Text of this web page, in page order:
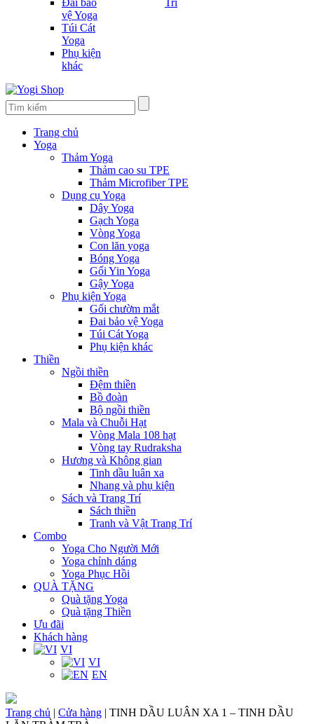
Đai bảo
vệ Yoga
Túi Cát
Yoga
Phụ kiện
khác
Trí
Trang chủ
Yoga
Thảm Yoga
Thảm cao su TPE
Thảm Microfiber TPE
Dụng cụ Yoga
Dây Yoga
Gạch Yoga
Vòng Yoga
Con lăn yoga
Bóng Yoga
Gối Yin Yoga
Gậy Yoga
Phụ kiện Yoga
Gối chườm mắt
Đai bảo vệ Yoga
Túi Cát Yoga
Phụ kiện khác
Thiền
Ngồi thiền
Đệm thiền
Bồ đoàn
Bộ ngồi thiền
Mala và Chuỗi Hạt
Vòng Mala 108 hạt
Vòng tay Rudraksha
Hương và Không gian
Tinh dầu luân xa
Nhang và phụ kiện
Sách và Trang Trí
Sách thiền
Tranh và Vật Trang Trí
Combo
Yoga Cho Người Mới
Yoga chỉnh dáng
Yoga Phục Hồi
QUÀ TẶNG
Quà tặng Yoga
Quà tặng Thiền
Ưu đãi
Khách hàng
VI
VI
EN
Trang chủ | Cửa hàng | TINH DẦU LUÂN XA 1 – TINH DẦU